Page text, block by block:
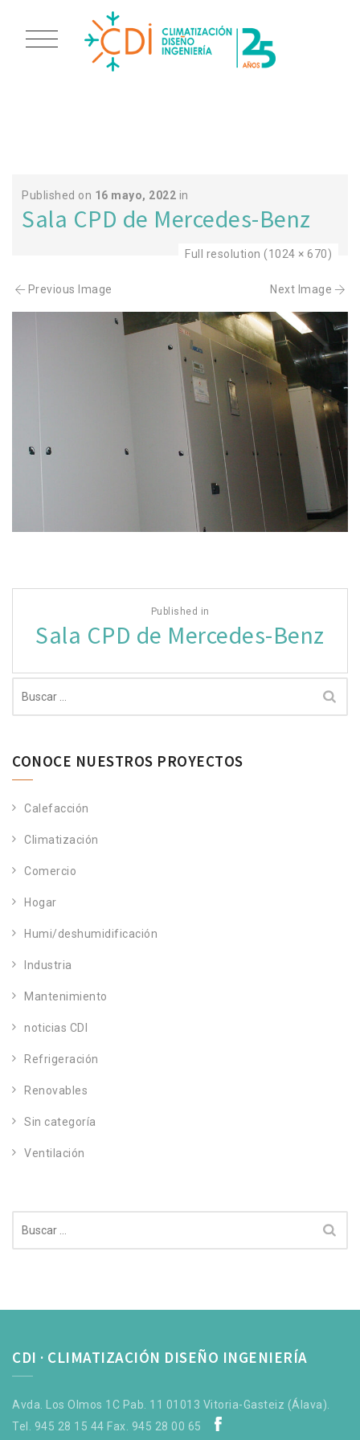
Published on 16 mayo, 2022 in
Sala CPD de Mercedes-Benz
Full resolution (1024 × 670)
Previous Image Next Image
entradas
Published in
Sala CPD de Mercedes-Benz
CONOCE NUESTROS PROYECTOS
Calefacción
Climatización
Comercio
Hogar
Humi/deshumidificación
Industria
Mantenimiento
noticias CDI
Refrigeración
Renovables
Sin categoría
Ventilación
CDI · CLIMATIZACIÓN DISEÑO INGENIERÍA
Avda. Los Olmos 1C Pab. 11 01013 Vitoria-Gasteiz (Álava).
Tel. 945 28 15 44 Fax. 945 28 00 65